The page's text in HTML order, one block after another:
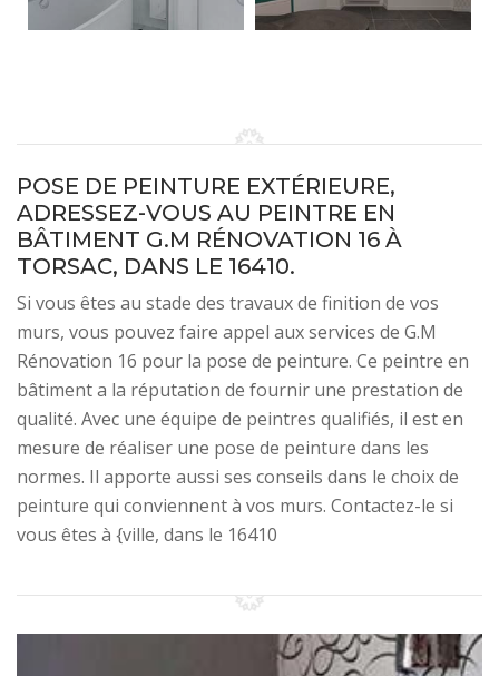
POSE DE PEINTURE EXTÉRIEURE,
ADRESSEZ-VOUS AU PEINTRE EN
BÂTIMENT G.M RÉNOVATION 16 À
TORSAC, DANS LE 16410.
Si vous êtes au stade des travaux de finition de vos
murs, vous pouvez faire appel aux services de G.M
Rénovation 16 pour la pose de peinture. Ce peintre en
bâtiment a la réputation de fournir une prestation de
qualité. Avec une équipe de peintres qualifiés, il est en
mesure de réaliser une pose de peinture dans les
normes. Il apporte aussi ses conseils dans le choix de
peinture qui conviennent à vos murs. Contactez-le si
vous êtes à {ville, dans le 16410